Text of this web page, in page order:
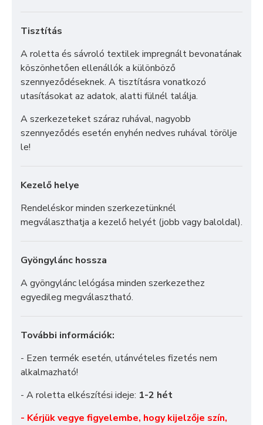
Tisztítás
A roletta és sávroló textilek impregnált bevonatának
köszönhetően ellenállók a különböző
szennyeződéseknek. A tisztításra vonatkozó
utasításokat az adatok, alatti fülnél találja.
A szerkezeteket száraz ruhával, nagyobb
szennyeződés esetén enyhén nedves ruhával törölje
le!
Kezelő helye
Rendeléskor minden szerkezetünknél
megválaszthatja a kezelő helyét (jobb vagy baloldal).
Gyöngylánc hossza
A gyöngylánc lelógása minden szerkezethez
egyedileg megválasztható.
További információk:
- Ezen termék esetén, utánvételes fizetés nem
alkalmazható!
- A roletta elkészítési ideje: 1-2 hét
- Kérjük vegye figyelembe, hogy kijelzője szín,